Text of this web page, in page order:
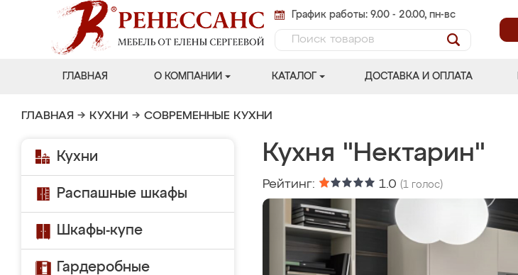
График работы: 9.00 - 20.00, пн-вс
ГЛАВНАЯ О КОМПАНИИ КАТАЛОГ ДОСТАВКА И ОПЛАТА
ГЛАВНАЯ → КУХНИ → СОВРЕМЕННЫЕ КУХНИ
Кухни
Распашные шкафы
Шкафы-купе
Гардеробные
Кухня "Нектарин"
Рейтинг: 1.0 (1 голос)